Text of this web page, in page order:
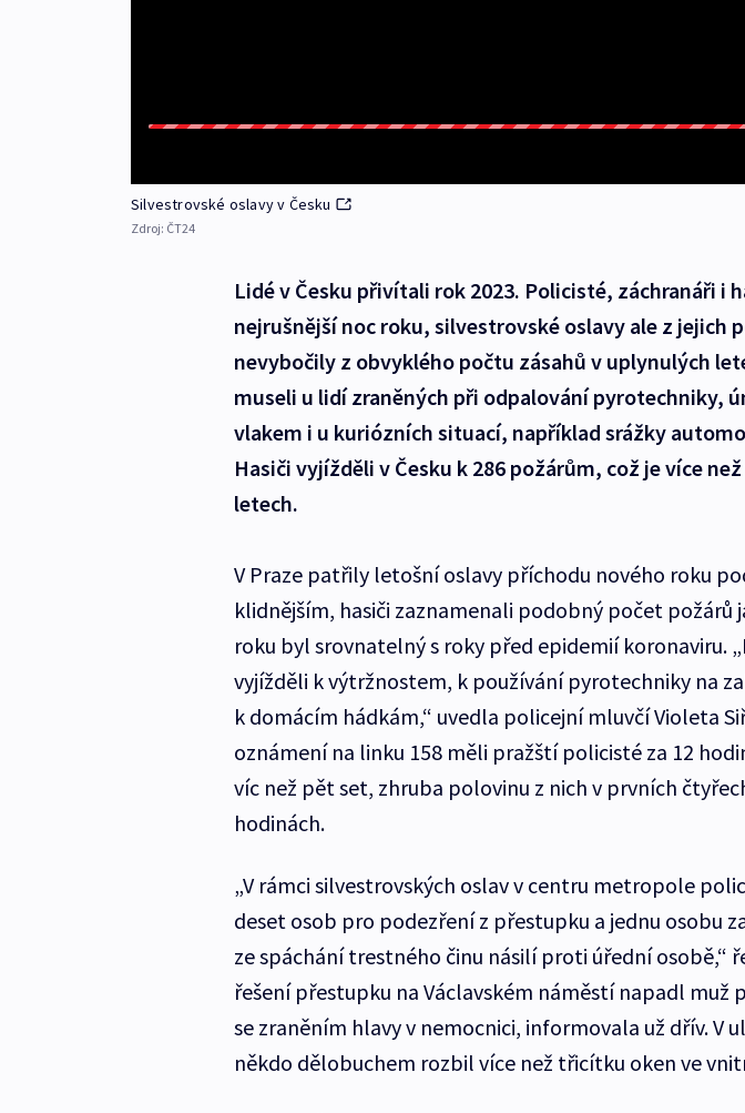
Silvestrovské oslavy v Česku
Zdroj: ČT24
Lidé v Česku přivítali rok 2023. Policisté, záchranáři i
nejrušnější noc roku, silvestrovské oslavy ale z jejich
nevybočily z obvyklého počtu zásahů v uplynulých
museli u lidí zraněných při odpalování pyrotechniky,
vlakem i u kuriózních situací, například srážky
Hasiči vyjížděli v Česku k 286 požárům, což je více
letech.
V Praze patřily letošní oslavy příchodu nového roku
klidnějším, hasiči zaznamenali podobný počet požárů
roku byl srovnatelný s roky před epidemií koronaviru.
vyjížděli k výtržnostem, k používání pyrotechniky na
k domácím hádkám,“ uvedla policejní mluvčí Violeta
oznámení na linku 158 měli pražští policisté za 12
víc než pět set, zhruba polovinu z nich v prvních
hodinách.
„V rámci silvestrovských oslav v centru metropole
deset osob pro podezření z přestupku a jednu osobu
ze spáchání trestného činu násilí proti úřední osobě,“
řešení přestupku na Václavském náměstí napadl muž
se zraněním hlavy v nemocnici, informovala už dřív. V
někdo dělobuchem rozbil více než třicítku oken ve